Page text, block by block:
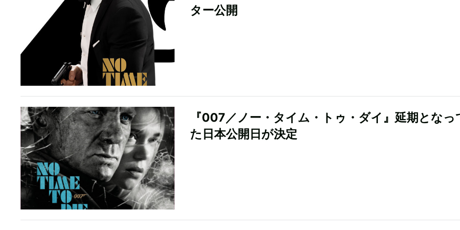
ター公開
『007／ノー・タイム・トゥ・ダイ』延期となっ
た日本公開日が決定